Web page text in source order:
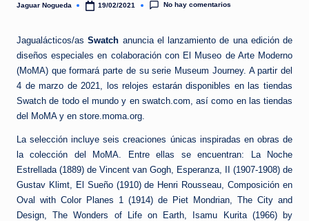
g
u
e
d
Publicado
Jaguar Nogueda 19/02/2021 No hay comentarios
Jagualácticos/asSwatch anuncia el lanzamiento de una edición de
diseños especiales en colaboración con El Museo de Arte Moderno
(MoMA) que formará parte de su serie Museum Journey. A partir del
4 de marzo de 2021, los relojes estarán disponibles en las tiendas
Swatch de todo el mundo y en swatch.com, así como en las tiendas
del MoMA y en store.moma.org.
La selección incluye seis creaciones únicas inspiradas en obras de
la colección del MoMA. Entre ellas se encuentran: La Noche
Estrellada (1889) de Vincent van Gogh, Esperanza, II (1907-1908) de
Gustav Klimt, El Sueño (1910) de Henri Rousseau, Composición en
Oval with Color Planes 1 (1914) de Piet Mondrian, The City and
Design, The Wonders of Life on Earth, Isamu Kurita (1966) by